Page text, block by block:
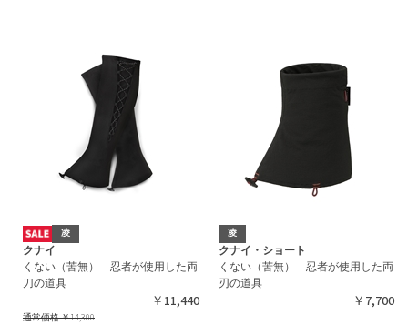
凌
クナイ
くない（苦無） 忍者が使用した両
刀の道具
￥11,440
通常価格￥14,300
凌
クナイ・ショート
くない（苦無） 忍者が使用した両
刃の道具
￥7,700